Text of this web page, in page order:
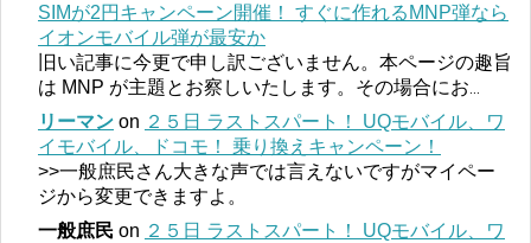
SIMが2円キャンペーン開催！ すぐに作れるMNP弾なら
イオンモバイル弾が最安か
旧い記事に今更で申し訳ございません。本ページの趣旨
は MNP が主題とお察しいたします。その場合にお
リーマン on ２５日 ラストスパート！ UQモバイル、ワ
イモバイル、ドコモ！ 乗り換えキャンペーン！
>>一般庶民さん大きな声では言えないですがマイペー
ジから変更できますよ。
一般庶民 on ２５日 ラストスパート！ UQモバイル、ワ